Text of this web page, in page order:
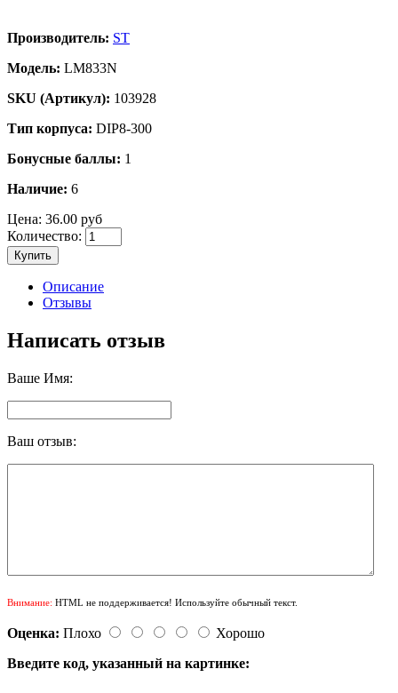
Производитель: ST
Модель: LM833N
SKU (Артикул): 103928
Тип корпуса: DIP8-300
Бонусные баллы: 1
Наличие: 6
Цена: 36.00 руб
Количество:
Купить
Описание
Отзывы
Написать отзыв
Ваше Имя:
Ваш отзыв:
Внимание: HTML не поддерживается! Используйте обычный текст.
Оценка: Плохо
Хорошо
Введите код, указанный на картинке: